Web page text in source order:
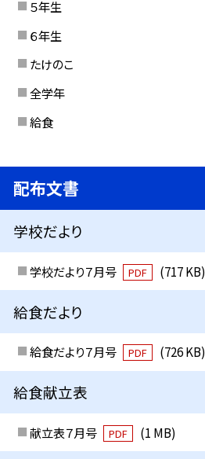
５年生
６年生
たけのこ
全学年
給食
配布文書
学校だより
学校だより７月号 PDF (717 KB)
給食だより
給食だより７月号 PDF (726 KB)
給食献立表
献立表７月号 PDF (1 MB)